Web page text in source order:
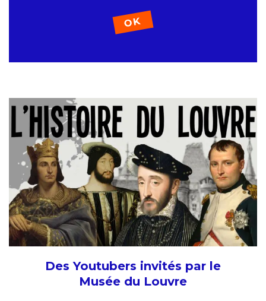
Des Youtubers invités par le
Musée du Louvre